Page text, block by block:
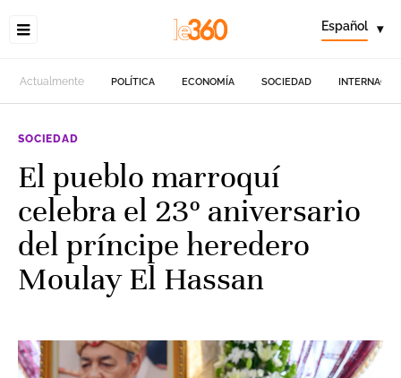
Español ▾
Actualmente POLÍTICA ECONOMÍA SOCIEDAD
SOCIEDAD
El pueblo marroquí
celebra el 23º aniversario
del príncipe heredero
Moulay El Hassan